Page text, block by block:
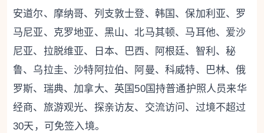
安道尔、摩纳哥、列支敦士登、韩国、保加利亚、罗
马尼亚、克罗地亚、黑山、北马其顿、马耳他、爱沙
尼亚、拉脱维亚、日本、巴西、阿根廷、智利、秘
鲁、乌拉圭、沙特阿拉伯、阿曼、科威特、巴林、俄
罗斯、瑞典、加拿大、英国50国持普通护照人员来华
经商、旅游观光、探亲访友、交流访问、过境不超过
30天，可免签入境。